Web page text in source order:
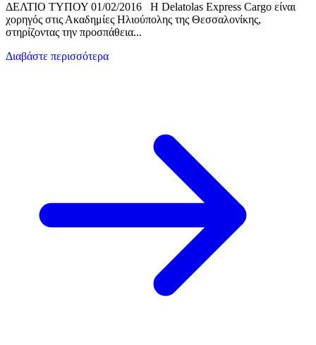
ΔΕΛΤΙΟ ΤΥΠΟΥ 01/02/2016 H Delatolas Express Cargo είναι
χορηγός στις Ακαδημίες Ηλιούπολης της Θεσσαλονίκης,
στηρίζοντας την προσπάθεια...
Διαβάστε περισσότερα